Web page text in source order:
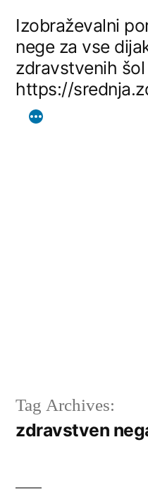
content
Izobraževalni
nege za vse
zdravstvenih šol
https://
Tag Archives:
zdravstven